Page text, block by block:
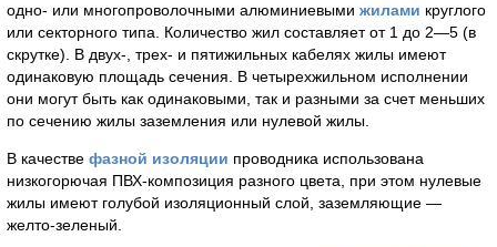
одно- или многопроволочными алюминиевыми жилами круглого
или секторного типа. Количество жил составляет от 1 до 2—5 (в
скрутке). В двух-, трех- и пятижильных кабелях жилы имеют
одинаковую площадь сечения. В четырехжильном исполнении
они могут быть как одинаковыми, так и разными за счет меньших
по сечению жилы заземления или нулевой жилы.
В качестве фазной изоляции проводника использована
низкогорючая ПВХ-композиция разного цвета, при этом нулевые
жилы имеют голубой изоляционный слой, заземляющие —
желто-зеленый.